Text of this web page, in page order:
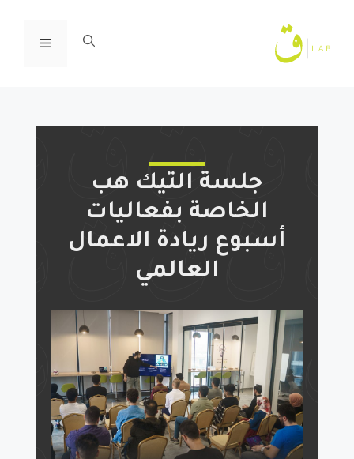
القائمة
جلسة التيك هب
الخاصة بفعاليات
أسبوع ريادة الاعمال
العالمي